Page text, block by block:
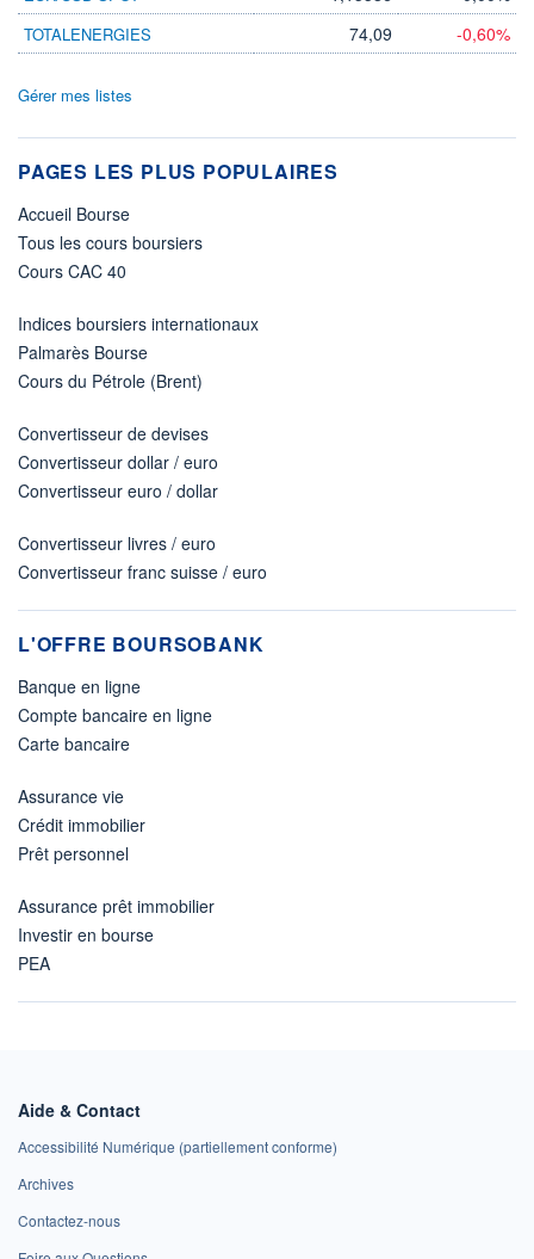
TOTALENERGIES 74,09 -0,60%
Gérer mes listes
PAGES LES PLUS POPULAIRES
Accueil Bourse
Tous les cours boursiers
Cours CAC 40
Indices boursiers internationaux
Palmarès Bourse
Cours du Pétrole (Brent)
Convertisseur de devises
Convertisseur dollar / euro
Convertisseur euro / dollar
Convertisseur livres / euro
Convertisseur franc suisse / euro
L'OFFRE BOURSOBANK
Banque en ligne
Compte bancaire en ligne
Carte bancaire
Assurance vie
Crédit immobilier
Prêt personnel
Assurance prêt immobilier
Investir en bourse
PEA
Aide & Contact
Accessibilité Numérique (partiellement conforme)
Archives
Contactez-nous